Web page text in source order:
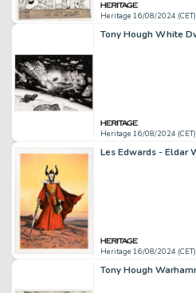
Heritage 16/08/2024 (CET)
Heritage 16/08/2024 (CET)
Heritage 16/08/2024 (CET)